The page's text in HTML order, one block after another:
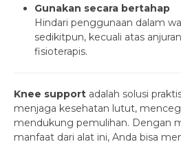
Gunakan secara bertahap
Hindari penggunaan dalam
sedikitpun, kecuali atas
fisioterapis.
Knee support adalah solusi
menjaga kesehatan lutut,
mendukung pemulihan. Dengan
manfaat dari alat ini, Anda bisa